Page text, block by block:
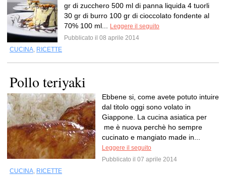
gr di zucchero 500 ml di panna liquida 4 tuorli
30 gr di burro 100 gr di cioccolato fondente al
70% 100 ml...
Leggere il seguito
Pubblicato il 08 aprile 2014
CUCINA, RICETTE
Pollo teriyaki
Ebbene si, come avete potuto intuire
dal titolo oggi sono volato in
Giappone. La cucina asiatica per
me è nuova perchè ho sempre
cucinato e mangiato made in...
Leggere il seguito
Pubblicato il 07 aprile 2014
CUCINA, RICETTE